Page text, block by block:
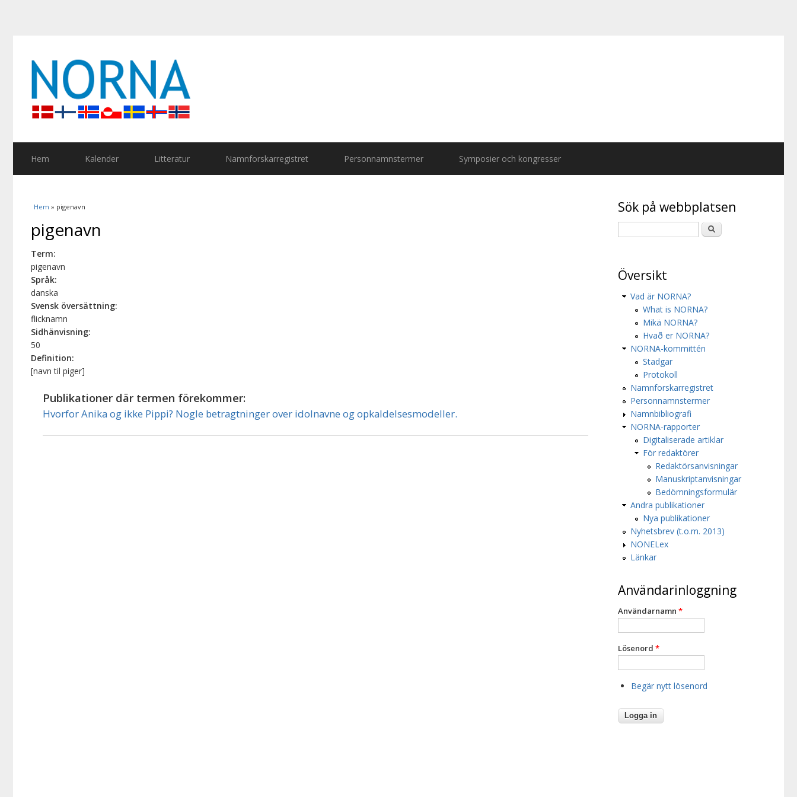
Hem Kalender Litteratur Namnforskarregistret Personnamnstermer Symposier och kongresser
Du är här
Hem » pigenavn
pigenavn
Term:
pigenavn
Språk:
danska
Svensk översättning:
flicknamn
Sidhänvisning:
50
Definition:
[navn til piger]
Publikationer där termen förekommer:
Hvorfor Anika og ikke Pippi? Nogle betragtninger over idolnavne og opkaldelsesmodeller.
Sök på webbplatsen
Översikt
Vad är NORNA?
What is NORNA?
Mikä NORNA?
Hvað er NORNA?
NORNA-kommittén
Stadgar
Protokoll
Namnforskarregistret
Personnamnstermer
Namnbibliografi
NORNA-rapporter
Digitaliserade artiklar
För redaktörer
Redaktörsanvisningar
Manuskriptanvisningar
Bedömningsformulär
Andra publikationer
Nya publikationer
Nyhetsbrev (t.o.m. 2013)
NONELex
Länkar
Användarinloggning
Användarnamn *
Lösenord *
Begär nytt lösenord